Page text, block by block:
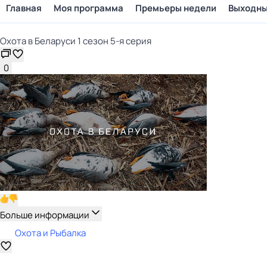
Главная Моя программа Премьеры недели
Охота в Беларуси 1 сезон 5-я серия
0
Больше информации
Охота и Рыбалка